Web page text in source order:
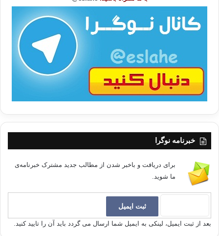
خبرنامه نوگرا
برای دریافت و باخبر شدن از مطالب جدید مشترک خبرنامه‌ی
ما شوید.
بعد از ثبت ایمیل، لینکی به ایمیل شما ارسال می گردد باید آن را تایید کنید.